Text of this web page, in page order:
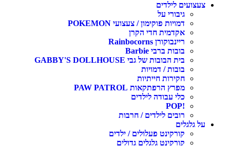
צעצועים לילדים
גיבורי על
דמויות פוקימון / צעצועי POKEMON
אקדמית חדי הקרן
ריינבוקורן Rainbocorns
בובות ברבי Barbie
בית הבובות של גבי GABBY'S DOLLHOUSE
בובות / דמויות
חקירות חייתיות
מפרץ הרפתקאות PAW PATROL
כלי עבודה לילדים
!POP
רובים לילדים / חרבות
על גלגלים
קורקינט פעלולים / ילדים
קורקינט גלגלים גדולים